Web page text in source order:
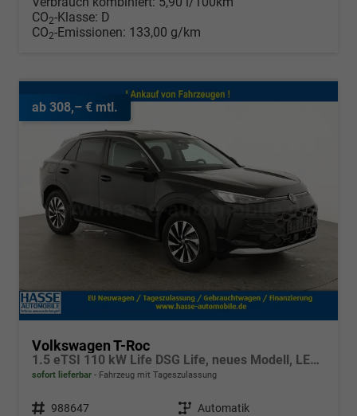
CO2-Klasse: D
CO2-Emissionen: 133,00 g/km
ab 308,– € mtl.
Volkswagen T-Roc
1.5 eTSI 110 kW Life DSG Life, neues Modell, LED, Kamera, Side, Winter, 17-Zoll
sofort lieferbar Fahrzeug mit Tageszulassung
Fahrzeugnr. 988647 Getriebe Automatik